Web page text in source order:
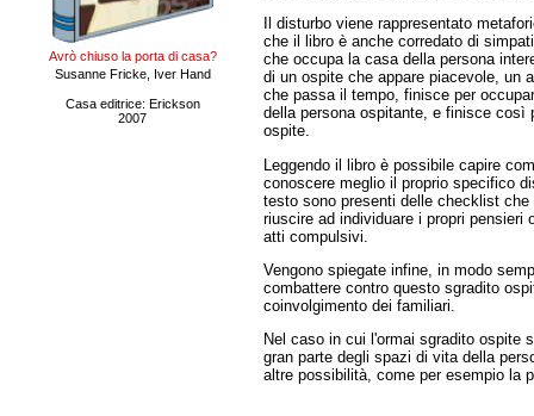
Avrò chiuso la porta di casa?
Susanne Fricke, Iver Hand
Casa editrice: Erickson
2007
Il disturbo viene rappresentato
che il libro è anche corredato di
che occupa la casa della persona
di un ospite che appare piacevole, un
che passa il tempo, finisce per
della persona ospitante, e finisce così
ospite.
Leggendo il libro è possibile capire
conoscere meglio il proprio specifico
testo sono presenti delle checklist
riuscire ad individuare i propri pensieri
atti compulsivi.
Vengono spiegate infine, in modo
combattere contro questo sgradito
coinvolgimento dei familiari.
Nel caso in cui l'ormai sgradito ospite
gran parte degli spazi di vita della
altre possibilità, come per esempio la